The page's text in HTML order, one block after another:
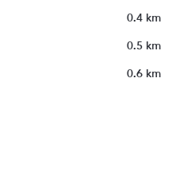
0.4 km
0.5 km
0.6 km